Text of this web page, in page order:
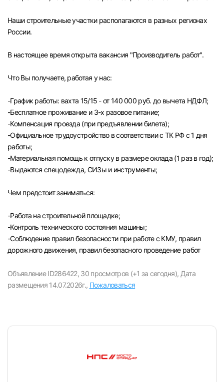
Самара
Оренбург
Волгоград
Ульяновск
Курган
Уфа
Наши строительные участки располагаются в разных регионах
России.
В настоящее время открыта вакансия "Производитель работ".
Что Вы получаете, работая у нас:
-График работы: вахта 15/15 - от 140 000 руб. до вычета НДФЛ;
-Бесплатное проживание и 3-х разовое питание;
-Компенсация проезда (при предъявлении билета);
-Официальное трудоустройство в соответствии с ТК РФ с 1 дня
работы;
-Материальная помощь к отпуску в размере оклада (1 раз в год);
-Выдаются спецодежда, СИЗы и инструменты;
Чем предстоит заниматься:
-Paбота на строительной площадке;
-Контроль технического состояния машины;
-Соблюдение правил безопасности при работе с КМУ, правил
дорожного движения, правил безопасного проведение работ
Объявление ID286422, 30 просмотров (+1 за сегодня), Дата
размещения 14.07.2026г., Пожаловаться